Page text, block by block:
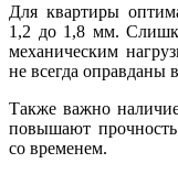
Для квартиры
1,2 до 1,8 мм.
механическим
не всегда
Также важно
повышают
со временем.